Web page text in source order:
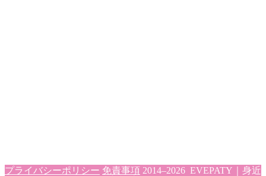
プライバシーポリシー 免責事項 2014–2026 EVEPATY｜身近